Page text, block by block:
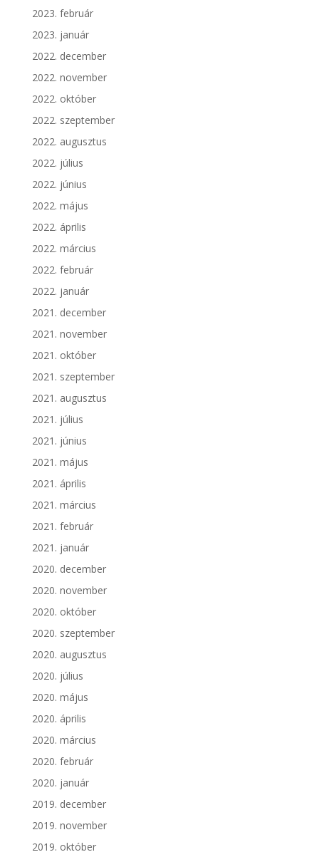
2023. február
2023. január
2022. december
2022. november
2022. október
2022. szeptember
2022. augusztus
2022. július
2022. június
2022. május
2022. április
2022. március
2022. február
2022. január
2021. december
2021. november
2021. október
2021. szeptember
2021. augusztus
2021. július
2021. június
2021. május
2021. április
2021. március
2021. február
2021. január
2020. december
2020. november
2020. október
2020. szeptember
2020. augusztus
2020. július
2020. május
2020. április
2020. március
2020. február
2020. január
2019. december
2019. november
2019. október